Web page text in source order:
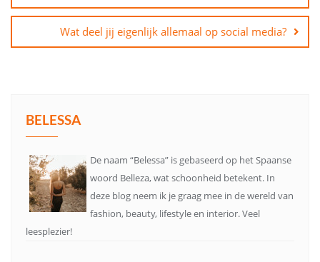
Wat deel jij eigenlijk allemaal op social media?
BELESSA
De naam “Belessa” is gebaseerd op het Spaanse
woord Belleza, wat schoonheid betekent. In
deze blog neem ik je graag mee in de wereld van
fashion, beauty, lifestyle en interior. Veel
leesplezier!